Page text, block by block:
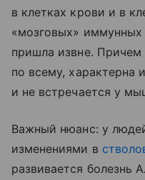
в клетках крови и в
«мозговых»
пришла извне. Причем
по всему, характерна
и не встречается у
Важный нюанс: у
изменениями в
развивается болезнь